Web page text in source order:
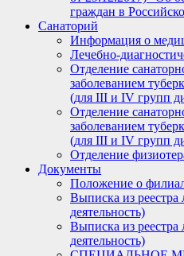
граждан в
Санаторий
Информация о
Лечебно-
Отделение
заболеванием
(для III и IV групп
Отделение
заболеванием
(для III и IV групп
Отделение
Документы
Положение о
Выписка из
деятельность)
Выписка из
деятельность)